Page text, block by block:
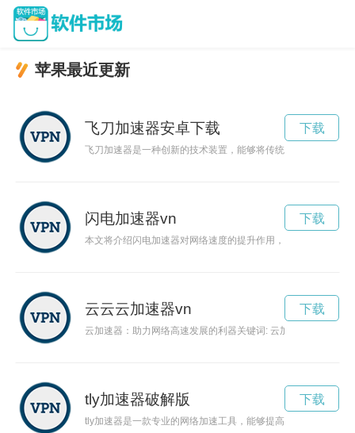
苹果最近更新
飞刀加速器安卓下载
飞刀加速器是一种创新的技术装置，能够将传统切割工具的效
下载
闪电加速器vn
本文将介绍闪电加速器对网络速度的提升作用，以及其在提高
下载
云云云加速器vn
云加速器：助力网络高速发展的利器关键词: 云加速器, 高速发
下载
tly加速器破解版
tly加速器是一款专业的网络加速工具，能够提高用户上网速度
下载